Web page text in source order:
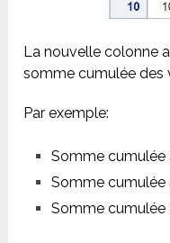
La nouvelle colonne
somme cumulée
Par exemple:
Somme cumulée
Somme cumulée
Somme cumulée